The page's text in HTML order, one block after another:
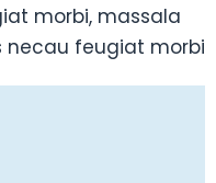
morbi, massala
necau feugiat morbi